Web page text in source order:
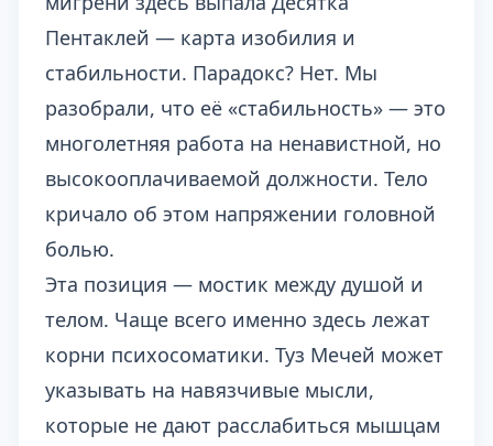
Пентаклей — карта изобилия и
стабильности. Парадокс? Нет. Мы
разобрали, что её «стабильность» — это
многолетняя работа на ненавистной, но
высокооплачиваемой должности. Тело
кричало об этом напряжении головной
болью.
Эта позиция — мостик между душой и
телом. Чаще всего именно здесь лежат
корни психосоматики. Туз Мечей может
указывать на навязчивые мысли,
которые не дают расслабиться мышцам